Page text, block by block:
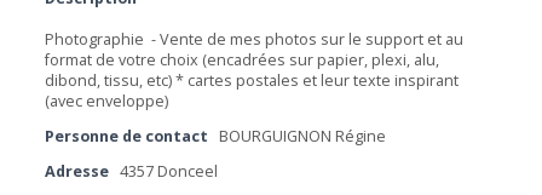
Photographie - Vente de mes photos sur le support et au
format de votre choix (encadrées sur papier, plexi, alu,
dibond, tissu, etc) * cartes postales et leur texte inspirant
(avec enveloppe)
Personne de contact
BOURGUIGNON Régine
Adresse 4357 Donceel